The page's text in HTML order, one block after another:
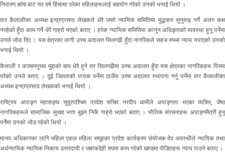
निवारण कोष बाट गत वर्ष हिंसामा परेका महिलाहरूलाई सहयोग गरेको उनको भनाई थियो ।
वार कैलालीका अध्यक्ष इन्द्रप्रसाद लेखकले धेरै जसो न्यायिक समितिमा मुद्धाहरु सुनुवाइ गर्ने अलग कक्ष
नरहेको हुँदा काम गर्ने धेरै गाह्रो भएको बताए । हरेक न्यायिक समितिमा कानुन अधिकृतको व्यवस्था हुनु पर्नेमा
उनले जोड दिए । यस क्षेत्रका लागी उच्च अदालत सिलगढी हुँदा नागरिकले सहज रुपमा न्याय नपाएको उनको
भनाई थियो ।
कैलाली र कञ्चनपुरमा मुद्दाको चाप धेरै हुने तर सिलगढीमा उच्च अदालत हुँदा यस क्षेत्रका नागरिकहरू पिरमा
परेको उनले बताए । दुई जिल्लाको पायक पर्नेमा ठाउँमा उच्च अदालत स्थापना गर्नु पर्नेमा वार कैलालीका
अध्यक्ष इन्द्रप्रसाद लेखकको भनाई थियो ।
राष्ट्रिय अपाङ्ग महासङ्घ सुदूरपश्चिम प्रदेश सचिव नरदीप धामीले अपाङ्गता भएका व्यक्ति, जेष्ठ
नागरिकहरूले सामाजिक सुरक्षा भत्ता बुझ्न निकै गाह्रो भएको बताए । भौतिक संरचनाहरू अपाङ्गमैत्री हुनु
पर्नेमा उनको जोड रहेको थियो ।
मानव अधिकारका लागि महिला एकल महिला समूहका प्रदेश कार्यक्रम संयोजक वेद अवस्थीले न्यायिक तथा
अर्धन्यायिक न्यायिक निकाय उत्तरदायी र जबाफदेही रुपमा काम गरेको खण्डमा पीडितहरू न्याय पाउने बताए ।